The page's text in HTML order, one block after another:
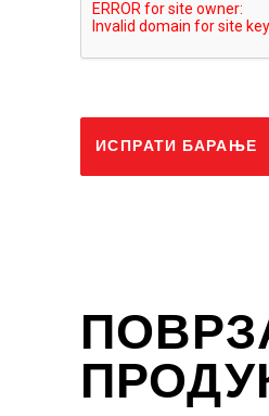
ИСПРАТИ БАРАЊЕ